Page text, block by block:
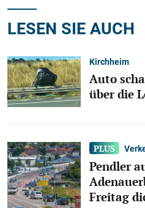
LESEN SIE AUCH
Kirchheim
Auto
über die
Pendler
Freitag